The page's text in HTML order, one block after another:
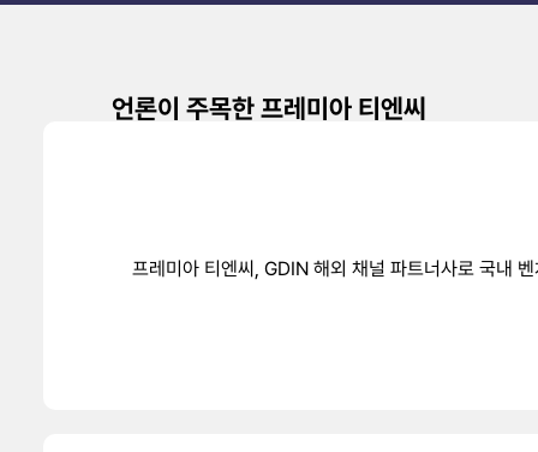
언론이 주목한 프레미아 티엔씨
프레미아 티엔씨, GDIN 해외 채널 파트너사로 국내